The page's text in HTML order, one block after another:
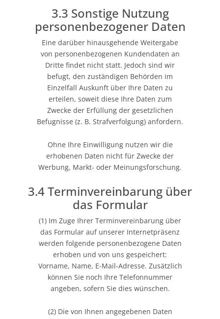
3.3 Sonstige Nutzung
personenbezogener Daten
Eine darüber hinausgehende Weitergabe
von personenbezogenen Kundendaten an
Dritte findet nicht statt. Jedoch sind wir
befugt, den zuständigen Behörden im
Einzelfall Auskunft über Ihre Daten zu
erteilen, soweit diese Ihre Daten zum
Zwecke der Erfüllung der gesetzlichen
Befugnisse (z. B. Strafverfolgung) anfordern.
Ohne Ihre Einwilligung nutzen wir die
erhobenen Daten nicht für Zwecke der
Werbung, Markt- oder Meinungsforschung.
3.4 Terminvereinbarung über
das Formular
(1) Im Zuge Ihrer Terminvereinbarung über
das Formular auf unserer Internetpräsenz
werden folgende personenbezogene Daten
erhoben und von uns gespeichert:
Vorname, Name, E-Mail-Adresse. Zusätzlich
können Sie noch Ihre Telefonnummer
angeben, sofern Sie dies wünschen.
(2) Die von Ihnen angegebenen Daten